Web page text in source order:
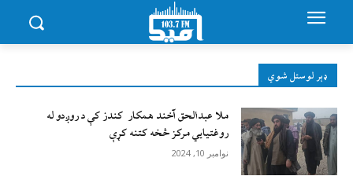
ډېر لوستل شوي
ملا عبدالحق آخند همکار کندز کې د روږدو له
روغتیایي مرکز څخه کتنه کړې
نوامبر 10, 2024